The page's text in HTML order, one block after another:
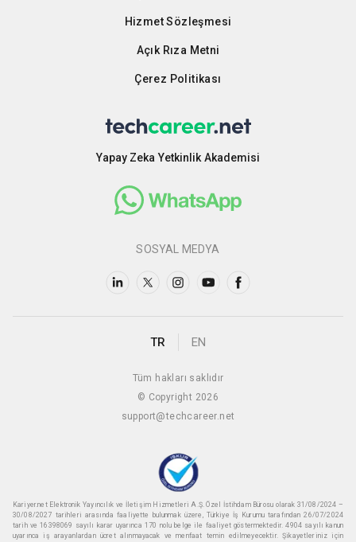
Hizmet Sözleşmesi
Açık Rıza Metni
Çerez Politikası
Yapay Zeka Yetkinlik Akademisi
SOSYAL MEDYA
TR EN
Tüm hakları saklıdır
© Copyright 2026
support@techcareer.net
Kariyer.net Elektronik Yayıncılık ve İletişim Hizmetleri A.Ş. Özel İstihdam Bürosu olarak 31/08/2024 –
30/08/2027 tarihleri arasında faaliyette bulunmak üzere, Türkiye İş Kurumu tarafından 26/07/2024
tarih ve 16398069 sayılı karar uyarınca 170 nolu belge ile faaliyet göstermektedir. 4904 sayılı kanun
uyarınca iş arayanlardan ücret alınmayacak ve menfaat temin edilmeyecektir. Şikayetleriniz için